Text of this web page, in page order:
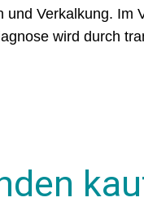
und Verkalkung. Im
wird durch